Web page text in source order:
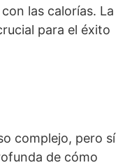
las calorías. La
para el éxito
complejo, pero sí
de cómo